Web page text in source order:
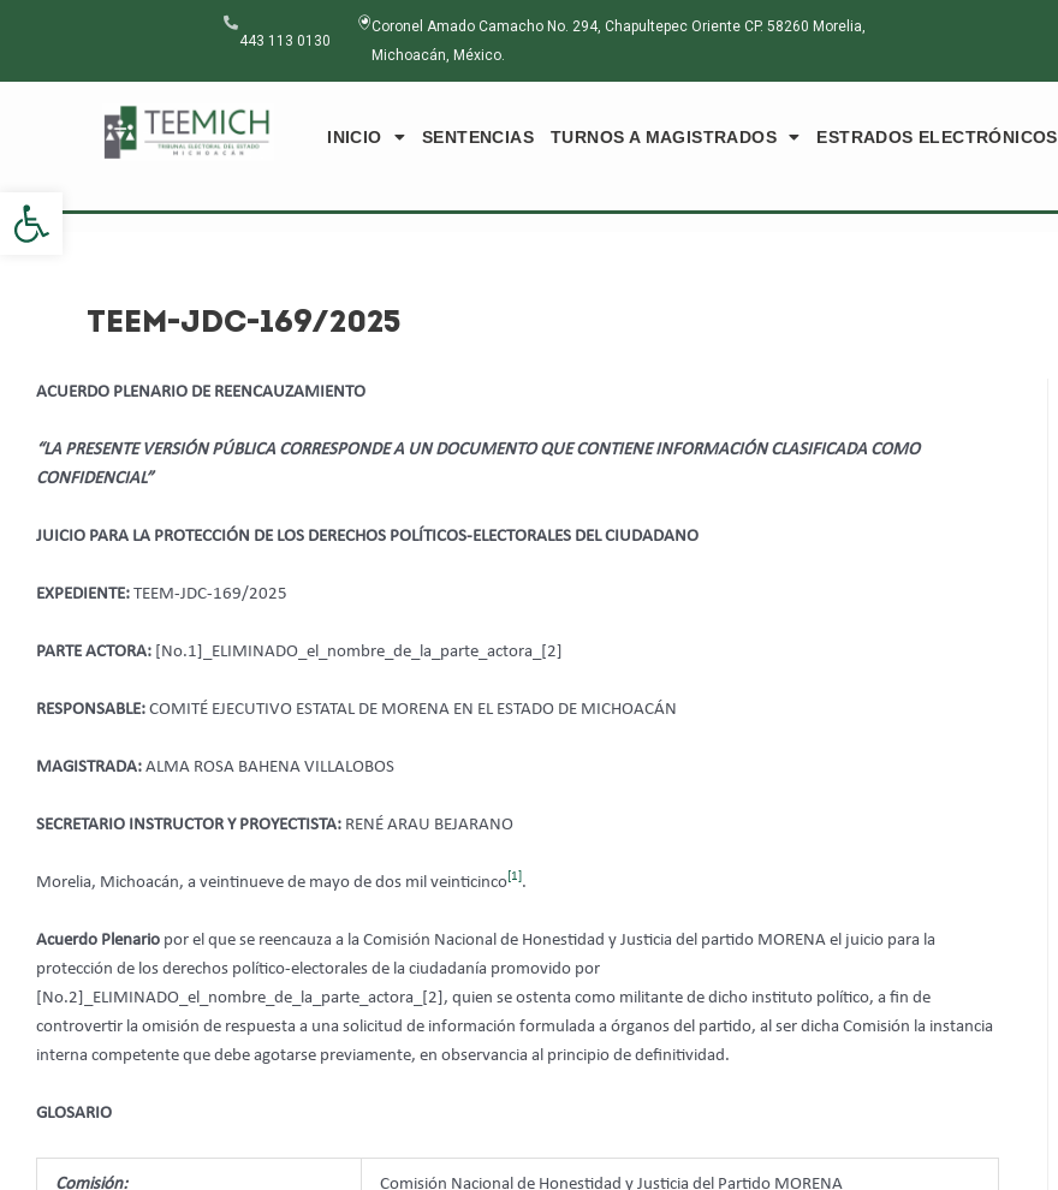
Abrir barra de herramientas
443 113 0130
Coronel Amado Camacho No. 294, Chapultepec Oriente CP. 58260 Morelia,
Michoacán, México.
INICIO SENTENCIAS TURNOS A MAGISTRADOS ESTRADOS ELECTRÓNICOS
TEEM-JDC-169/2025
ACUERDO PLENARIO DE REENCAUZAMIENTO
“LA PRESENTE VERSIÓN PÚBLICA CORRESPONDE A UN DOCUMENTO QUE CONTIENE INFORMACIÓN CLASIFICADA COMO
CONFIDENCIAL”
JUICIO PARA LA PROTECCIÓN DE LOS DERECHOS POLÍTICOS-ELECTORALES DEL CIUDADANO
EXPEDIENTE: TEEM-JDC-169/2025
PARTE ACTORA: [No.1]_ELIMINADO_el_nombre_de_la_parte_actora_[2]
RESPONSABLE: COMITÉ EJECUTIVO ESTATAL DE MORENA EN EL ESTADO DE MICHOACÁN
MAGISTRADA: ALMA ROSA BAHENA VILLALOBOS
SECRETARIO INSTRUCTOR Y PROYECTISTA: RENÉ ARAU BEJARANO
Morelia, Michoacán, a veintinueve de mayo de dos mil veinticinco [1] .
Acuerdo Plenario por el que se reencauza a la Comisión Nacional de Honestidad y Justicia del partido MORENA el juicio para la
protección de los derechos político-electorales de la ciudadanía promovido por
[No.2]_ELIMINADO_el_nombre_de_la_parte_actora_[2], quien se ostenta como militante de dicho instituto político, a fin de
controvertir la omisión de respuesta a una solicitud de información formulada a órganos del partido, al ser dicha Comisión la instancia
interna competente que debe agotarse previamente, en observancia al principio de definitividad.
GLOSARIO
Comisión: Comisión Nacional de Honestidad y Justicia del Partido MORENA